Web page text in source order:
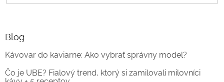
Blog
Kávovar do kaviarne: Ako vybrať správny model?
Čo je UBE? Fialový trend, ktorý si zamilovali milovníci